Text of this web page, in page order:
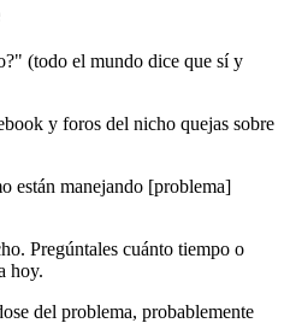
(todo el mundo dice que sí y
y foros del nicho quejas sobre
están manejando [problema]
Pregúntales cuánto tiempo o
hoy.
del problema, probablemente